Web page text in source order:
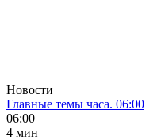
Новости
Главные темы часа. 06:00
06:00
4 мин